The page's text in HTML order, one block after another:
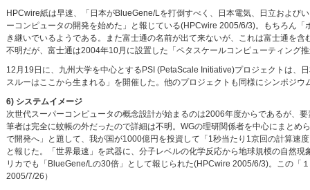
HPCwire紙は早速、「日本がBlueGene/Lを打倒すべく、日本電気、日立および
ーコンピュータの開発を始めた」と報じている(HPCwire 2005/6/3)。もちろん
き継いでいるようである。また富士通の名前が出て来ないが、これは富士通を
不明だが、富士通は2004年10月に設置した「ペタスケールコンピューティング
12月19日に、九州大学を中心とするPSI (PetaScale Initiative)プロジェクトは、
スルーはここから生まれる」を開催した。他のプロジェクトも同様にシンポジウ
6) システムイメージ
次世代スーパーコンピュータの概念設計が始まるのは2006年度からであるが、
筆者は完全に蚊帳の外だったので詳細は不明。WGの理研関係者を中心にまと
で開発へ」と題して、我が国が1000億円を投資して「1秒当たり1京回の計算速
と報じた。「世界最速」を武器に、分子レベルの化学反応から地球規模の自然
リカでも「BlueGene/Lの30倍」として報じられた(HPCwire 2005/6/3)。この「
2005/7/26）